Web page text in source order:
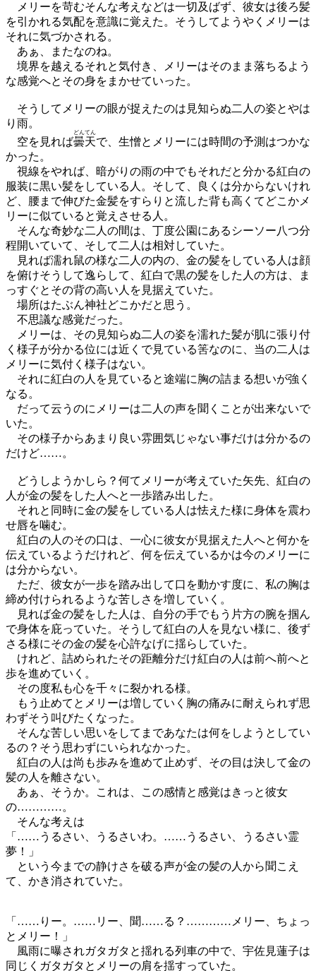
メリーを苛むそんな考えなどは一切及ばず、彼女は後ろ髪
を引かれる気配を意識に覚えた。そうしてようやくメリーは
それに気づかされる。
あぁ、またなのね。
境界を越えるそれと気付き、メリーはそのまま落ちるよう
な感覚へとその身をまかせていった。
そうしてメリーの眼が捉えたのは見知らぬ二人の姿とやは
り雨。
空を見れば曇天
どんてん
で、生憎とメリーには時間の予測はつかな
かった。
視線をやれば、暗がりの雨の中でもそれだと分かる紅白の
服装に黒い髪をしている人。そして、良くは分からないけれ
ど、腰まで伸びた金髪をすらりと流した背も高くてどこかメ
リーに似ていると覚えさせる人。
そんな奇妙な二人の間は、丁度公園にあるシーソー八つ分
程開いていて、そして二人は相対していた。
見れば濡れ鼠の様な二人の内の、金の髪をしている人は顔
を俯けそうして逸らして、紅白で黒の髪をした人の方は、ま
っすぐとその背の高い人を見据えていた。
場所はたぶん神社どこかだと思う。
不思議な感覚だった。
メリーは、その見知らぬ二人の姿を濡れた髪が肌に張り付
く様子が分かる位には近くで見ている筈なのに、当の二人は
メリーに気付く様子はない。
それに紅白の人を見ていると途端に胸の詰まる想いが強く
なる。
だって云うのにメリーは二人の声を聞くことが出来ないで
いた。
その様子からあまり良い雰囲気じゃない事だけは分かるの
だけど……。
どうしようかしら？何てメリーが考えていた矢先、紅白の
人が金の髪をした人へと一歩踏み出した。
それと同時に金の髪をしている人は怯えた様に身体を震わ
せ唇を噛む。
紅白の人のその口は、一心に彼女が見据えた人へと何かを
伝えているようだけれど、何を伝えているかは今のメリーに
は分からない。
ただ、彼女が一歩を踏み出して口を動かす度に、私の胸は
締め付けられるような苦しさを増していく。
見れば金の髪をした人は、自分の手でもう片方の腕を掴ん
で身体を庇っていた。そうして紅白の人を見ない様に、後ず
さる様にその金の髪を心許なげに揺らしていた。
けれど、詰められたその距離分だけ紅白の人は前へ前へと
歩を進めていく。
その度私も心を千々に裂かれる様。
もう止めてとメリーは増していく胸の痛みに耐えられず思
わずそう叫びたくなった。
そんな苦しい思いをしてまであなたは何をしようとしてい
るの？そう思わずにいられなかった。
紅白の人は尚も歩みを進めて止めず、その目は決して金の
髪の人を離さない。
あぁ、そうか。これは、この感情と感覚はきっと彼女
の…………。
そんな考えは
「……うるさい、うるさいわ。……うるさい、うるさい霊
夢！」
という今までの静けさを破る声が金の髪の人から聞こえ
て、かき消されていた。
「……りー。……リー、聞……る？…………メリー、ちょっ
とメリー！」
風雨に曝されガタガタと揺れる列車の中で、宇佐見蓮子は
同じくガタガタとメリーの肩を揺すっていた。